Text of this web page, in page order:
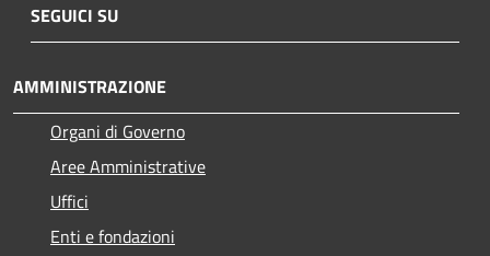
SEGUICI SU
AMMINISTRAZIONE
Organi di Governo
Aree Amministrative
Uffici
Enti e fondazioni